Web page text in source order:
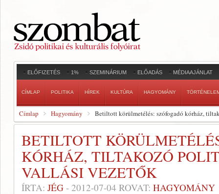
ELŐFIZETÉS 1% SZEMINÁRIUM ELŐADÁS MÉDIAAJÁNLAT
CÍMLAP POLITIKA HÍREK KULTÚRA HAGYOMÁNY
Címlap Hagyomány Betiltott körülmetélés: szófogadó kórház,
BETILTOTT
KÓRHÁZ, TILTAKOZÓ
VALLÁSI VEZETŐK
ÍRTA: JÉG - 2012-07-04 ROVAT: HAGYOMÁNY